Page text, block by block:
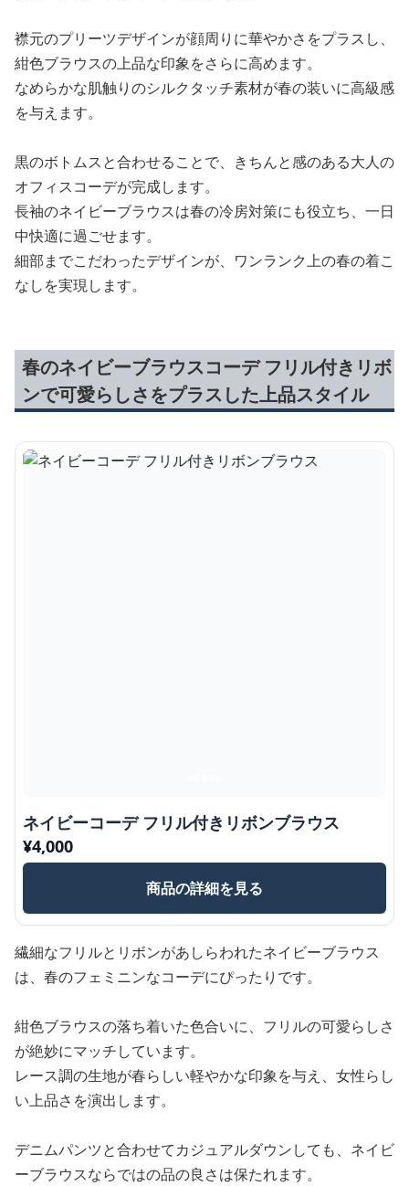
襟元のプリーツデザインが顔周りに華やかさをプラスし、
紺色ブラウスの上品な印象をさらに高めます。
なめらかな肌触りのシルクタッチ素材が春の装いに高級感
を与えます。
黒のボトムスと合わせることで、きちんと感のある大人の
オフィスコーデが完成します。
長袖のネイビーブラウスは春の冷房対策にも役立ち、一日
中快適に過ごせます。
細部までこだわったデザインが、ワンランク上の春の着こ
なしを実現します。
春のネイビーブラウスコーデ フリル付きリボ
ンで可愛らしさをプラスした上品スタイル
ネイビーコーデ フリル付きリボンブラウス
¥4,000
商品の詳細を見る
繊細なフリルとリボンがあしらわれたネイビーブラウス
は、春のフェミニンなコーデにぴったりです。
紺色ブラウスの落ち着いた色合いに、フリルの可愛らしさ
が絶妙にマッチしています。
レース調の生地が春らしい軽やかな印象を与え、女性らし
い上品さを演出します。
デニムパンツと合わせてカジュアルダウンしても、ネイビ
ーブラウスならではの品の良さは保たれます。